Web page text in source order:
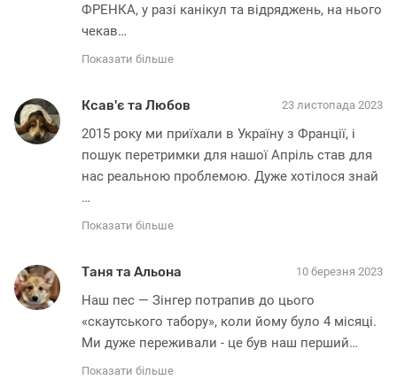
ФРЕНКА, у разі канікул та відряджень, на нього
чекав…
Показати більше
Ксав'є та Любов 23 листопада 2023
2015 року ми приїхали в Україну з Франції, і
пошук перетримки для нашої Апріль став для
нас реальною проблемою. Дуже хотілося знай
…
Показати більше
Таня та Альона 10 березня 2023
Наш пес — Зінгер потрапив до цього
«скаутського табору», коли йому було 4 місяці.
Ми дуже переживали - це був наш перший…
Показати більше